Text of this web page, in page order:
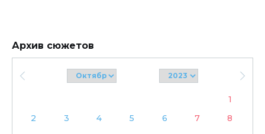
Архив сюжетов
1
2
3 4 5 6 7
8